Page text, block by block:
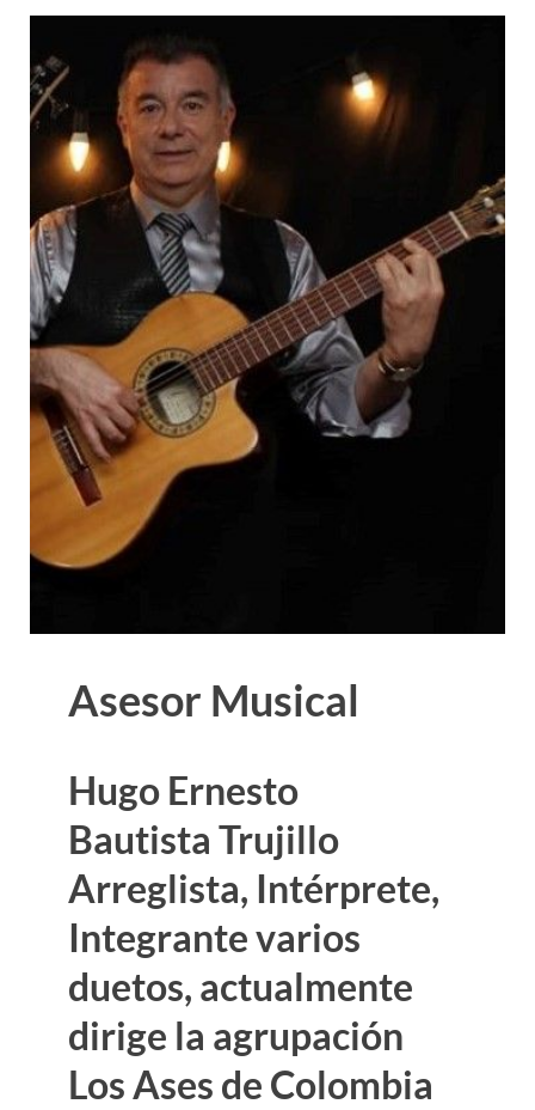
Asesor Musical
Hugo Ernesto
Bautista Trujillo
Arreglista, Intérprete,
Integrante varios
duetos, actualmente
dirige la agrupación
Los Ases de Colombia